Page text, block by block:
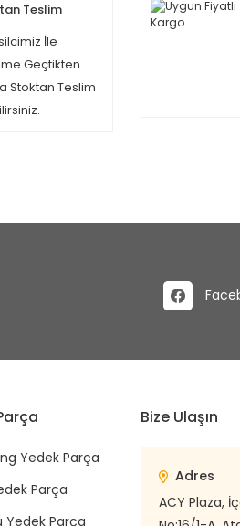
Teslim
İle
Geçtikten
Stoktan Teslim
Yedek Parça
Parça
Yedek Parça
Bize Ulaşın
Adres
ACY Plaza,